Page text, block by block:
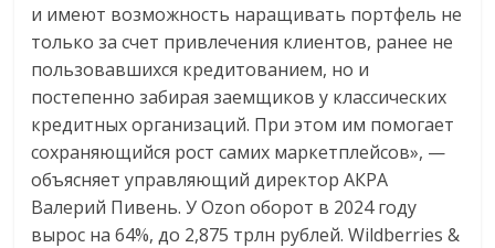
и имеют возможность наращивать портфель не
только за счет привлечения клиентов, ранее не
пользовавшихся кредитованием, но и
постепенно забирая заемщиков у классических
кредитных организаций. При этом им помогает
сохраняющийся рост самих маркетплейсов», —
объясняет управляющий директор АКРА
Валерий Пивень. У Ozon оборот в 2024 году
вырос на 64%, до 2,875 трлн рублей. Wildberries &